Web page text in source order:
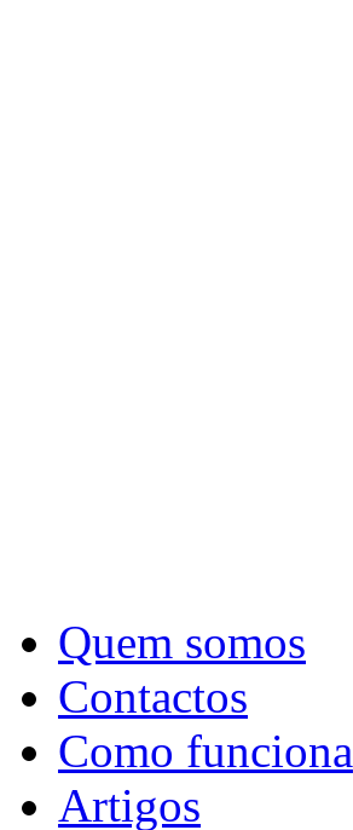
Quem somos
Contactos
Como funciona
Artigos